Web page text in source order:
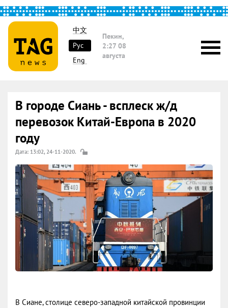
中文
Рус
Eng
Пекин,
2:27 08
августа
В городе Сиань - всплеск ж/д
перевозок Китай-Европа в 2020
году
Дата: 13:02, 24-11-2020.
В Сиане, столице северо-западной китайской провинции